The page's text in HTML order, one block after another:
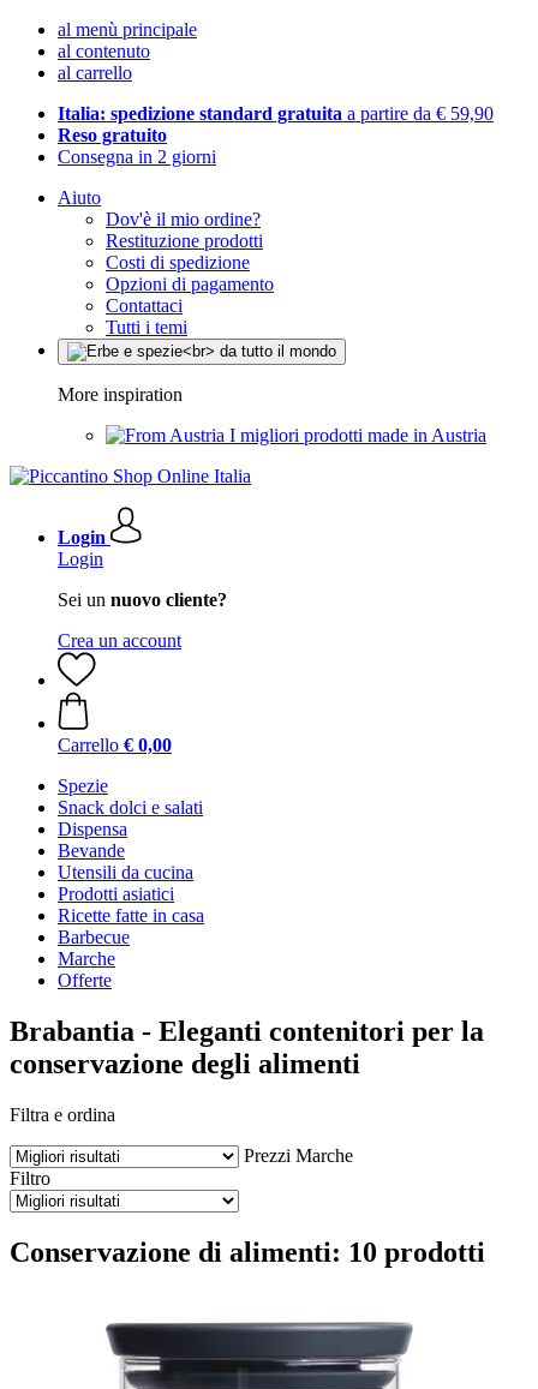
al menù principale
al contenuto
al carrello
Italia: spedizione standard gratuita a partire da € 59,90
Reso gratuito
Consegna in 2 giorni
Aiuto
Dov'è il mio ordine?
Restituzione prodotti
Costi di spedizione
Opzioni di pagamento
Contattaci
Tutti i temi
More inspiration
I migliori prodotti made in Austria
Login
Login
Sei un nuovo cliente?
Crea un account
Carrello € 0,00
Spezie
Snack dolci e salati
Dispensa
Bevande
Utensili da cucina
Prodotti asiatici
Ricette fatte in casa
Barbecue
Marche
Offerte
Brabantia - Eleganti contenitori per la
conservazione degli alimenti
Filtra e ordina
Prezzi Marche
Filtro
Conservazione di alimenti: 10 prodotti